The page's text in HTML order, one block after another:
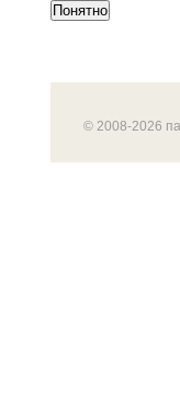
Понятно
© 2008-2026